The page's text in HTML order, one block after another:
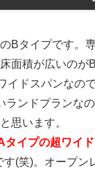
Bタイプです。
面積が広いのが
イドスパンなの
ランドプランな
思います。
タイプの超ワイ
す(笑)。オープン